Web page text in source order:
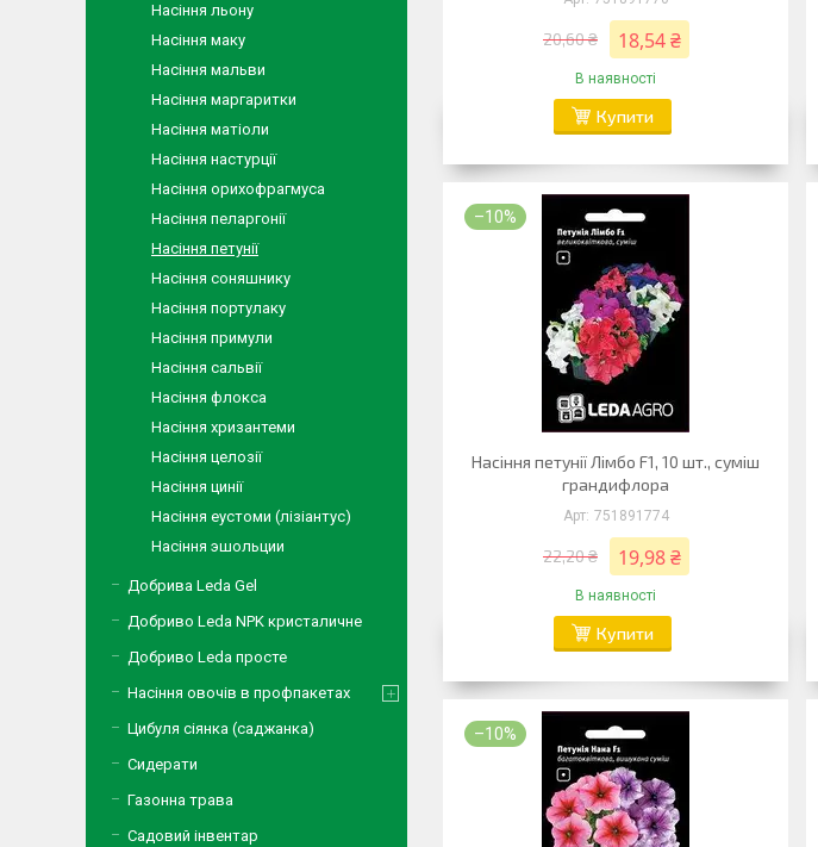
20,60 ₴ 18,54 ₴
В наявності
Купити
–10%
Насіння петунії Лімбо F1, 10 шт., суміш
грандифлора
751891774
22,20 ₴ 19,98 ₴
В наявності
Купити
–10%
Насіння льону
Насіння маку
Насіння мальви
Насіння маргаритки
Насіння матіоли
Насіння настурції
Насіння орихофрагмуса
Насіння пеларгонії
Насіння петунії
Насіння соняшнику
Насіння портулаку
Насіння примули
Насіння сальвії
Насіння флокса
Насіння хризантеми
Насіння целозії
Насіння цинії
Насіння еустоми (лізіантус)
Насіння эшольции
Добрива Leda Gel
Добриво Leda NPK кристаличне
Добриво Leda просте
Насіння овочів в профпакетах
Цибуля сіянка (саджанка)
Сидерати
Газонна трава
Садовий інвентар